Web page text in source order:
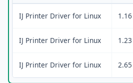
IJ Printer Driver for Linux
IJ Printer Driver for Linux
IJ Printer Driver for Linux